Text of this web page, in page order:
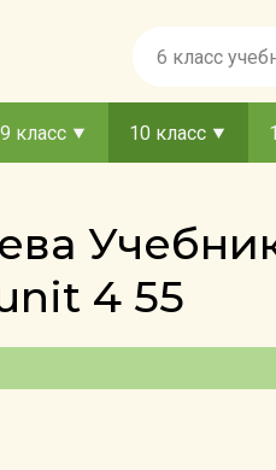
9 класс 10 класс
4 55